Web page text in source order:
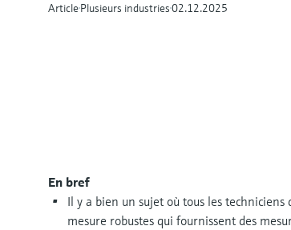
ArticlePlusieurs industries02.12.2025
En bref
Il y a bien un sujet où tous les techniciens
mesure robustes qui fournissent des